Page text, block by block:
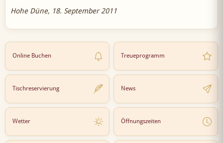
Hohe Düne, 18. September 2011
Online Buchen Treueprogramm
Tischreservierung News
Wetter Öffnungszeiten